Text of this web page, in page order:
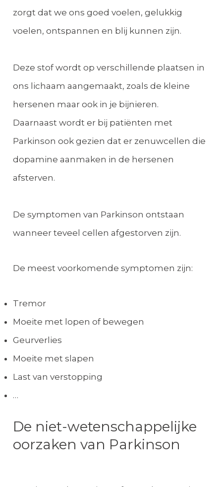
zorgt dat we ons goed voelen, gelukkig
voelen, ontspannen en blij kunnen zijn.
Deze stof wordt op verschillende plaatsen in
ons lichaam aangemaakt, zoals de kleine
hersenen maar ook in je bijnieren.
Daarnaast wordt er bij patiënten met
Parkinson ook gezien dat er zenuwcellen die
dopamine aanmaken in de hersenen
afsterven.
De symptomen van Parkinson ontstaan
wanneer teveel cellen afgestorven zijn.
De meest voorkomende symptomen zijn:
Tremor
Moeite met lopen of bewegen
Geurverlies
Moeite met slapen
Last van verstopping
…
De niet-wetenschappelijke
oorzaken van Parkinson